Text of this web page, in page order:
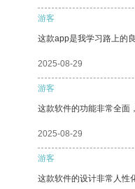
游客
这款app是我学习路上的
2025-08-29
游客
这款软件的功能非常全面
2025-08-29
游客
这款软件的设计非常人性